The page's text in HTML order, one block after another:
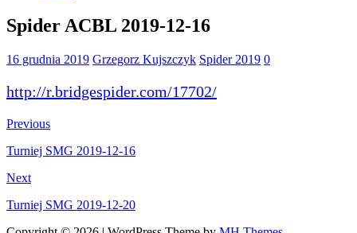
Spider ACBL 2019-12-16
16 grudnia 2019 Grzegorz Kujszczyk Spider 2019 0
http://r.bridgespider.com/17702/
Previous
Turniej SMG 2019-12-16
Next
Turniej SMG 2019-12-20